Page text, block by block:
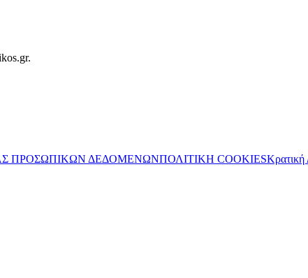
ΠΡΟΣΩΠΙΚΩΝ ΔΕΔΟΜΕΝΩΝΠΟΛΙΤΙΚΗ COOKIESΚρατική